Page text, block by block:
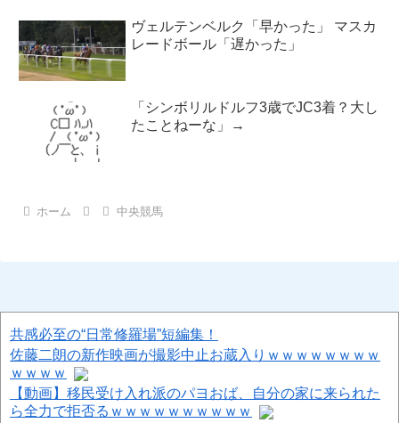
ヴェルテンベルク「早かった」 マスカ
レードボール「遅かった」
「シンボリルドルフ3歳でJC3着？大し
たことねーな」→
ホーム 中央競馬
共感必至の“日常修羅場”短編集！
佐藤二朗の新作映画が撮影中止お蔵入りｗｗｗｗｗｗｗｗ
ｗｗｗｗ
【動画】移民受け入れ派のパヨおば、自分の家に来られた
ら全力で拒否るｗｗｗｗｗｗｗｗｗｗ